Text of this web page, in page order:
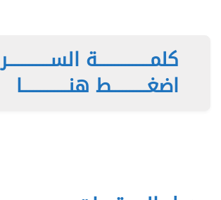
كلمـــــــــــــــة الســــــــــــر
اضغــــــــــط هنـــــــــــــا